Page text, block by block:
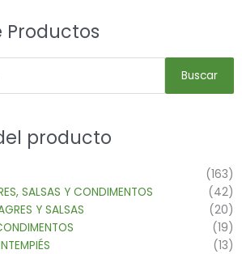
Productos
Buscar
producto
(163)
SALSAS Y CONDIMENTOS
(42)
Y SALSAS
(20)
(19)
(13)